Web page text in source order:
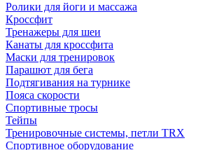
Ролики для йоги и массажа
Кроссфит
Тренажеры для шеи
Канаты для кроссфита
Маски для тренировок
Парашют для бега
Подтягивания на турнике
Пояса скорости
Спортивные тросы
Тейпы
Тренировочные системы, петли TRX
Спортивное оборудование